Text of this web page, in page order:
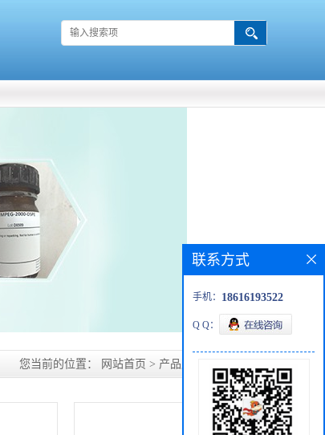
您当前的位置： 网站首页 > 产品展厅
联系方式
手机： 18616193522
Q Q：